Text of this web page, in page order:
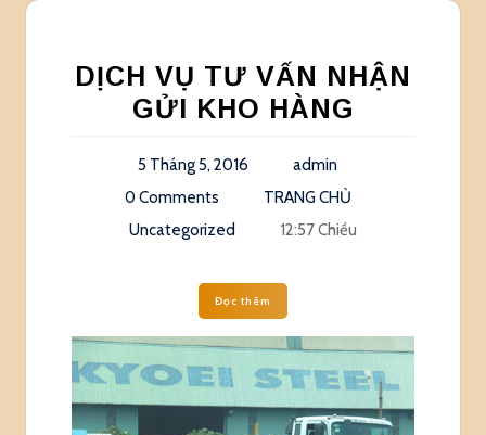
DỊCH VỤ TƯ VẤN NHẬN
GỬI KHO HÀNG
5 Tháng 5, 2016
admin
0 Comments
TRANG CHỦ
Uncategorized
12:57 Chiều
Đọc thêm